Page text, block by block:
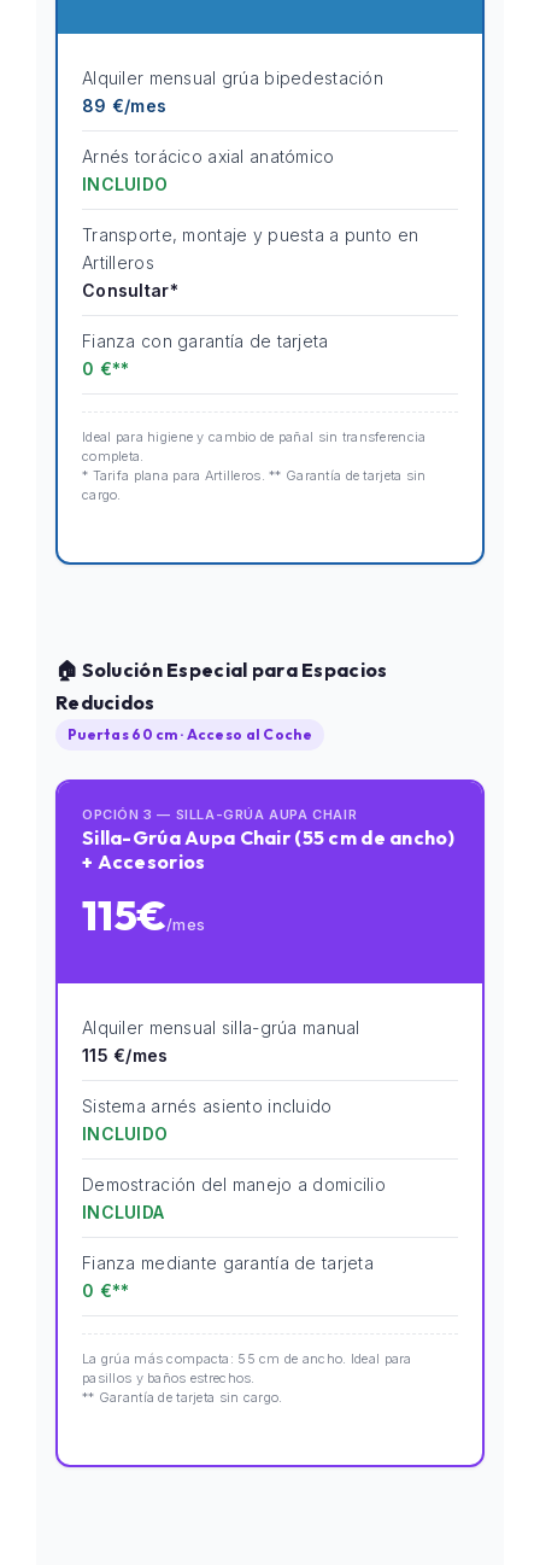
Alquiler mensual grúa bipedestación
89 €/mes
Arnés torácico axial anatómico
INCLUIDO
Transporte, montaje y puesta a punto en
Artilleros
Consultar*
Fianza con garantía de tarjeta
0 €**
Ideal para higiene y cambio de pañal sin transferencia
completa.
* Tarifa plana para Artilleros. ** Garantía de tarjeta sin
cargo.
🏠 Solución Especial para Espacios
Reducidos
Puertas 60 cm · Acceso al Coche
OPCIÓN 3 — SILLA-GRÚA AUPA CHAIR
Silla-Grúa Aupa Chair (55 cm de ancho)
+ Accesorios
115€/mes
Alquiler mensual silla-grúa manual
115 €/mes
Sistema arnés asiento incluido
INCLUIDO
Demostración del manejo a domicilio
INCLUIDA
Fianza mediante garantía de tarjeta
0 €**
La grúa más compacta: 55 cm de ancho. Ideal para
pasillos y baños estrechos.
** Garantía de tarjeta sin cargo.